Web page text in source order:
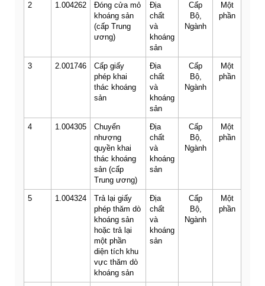
2 1.004262
Đóng cửa mỏ
khoáng sản
(cấp Trung
ương)
Địa
chất
và
khoáng
sản
Cấp
Bộ,
Ngành
Một
phần
3 2.001746
Cấp giấy
phép khai
thác khoáng
sản
Địa
chất
và
khoáng
sản
Cấp
Bộ,
Ngành
Một
phần
4 1.004305
Chuyển
nhượng
quyền khai
thác khoáng
sản (cấp
Trung ương)
Địa
chất
và
khoáng
sản
Cấp
Bộ,
Ngành
Một
phần
5 1.004324
Trả lại giấy
phép thăm dò
khoáng sản
hoặc trả lại
một phần
diện tích khu
vực thăm dò
khoáng sản
Địa
chất
và
khoáng
sản
Cấp
Bộ,
Ngành
Một
phần